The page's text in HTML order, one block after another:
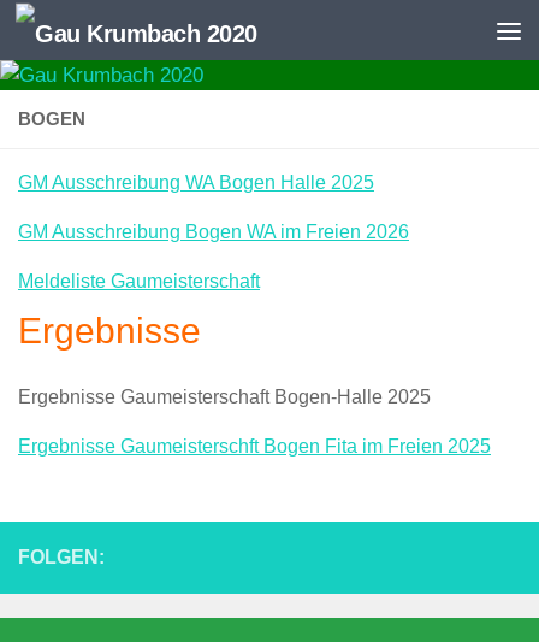
Zum Inhalt springen
BOGEN
GM Ausschreibung WA Bogen Halle 2025
GM Ausschreibung Bogen WA im Freien 2026
Meldeliste Gaumeisterschaft
Ergebnisse
Ergebnisse Gaumeisterschaft Bogen-Halle 2025
Ergebnisse Gaumeisterschft Bogen Fita im Freien 2025
FOLGEN: